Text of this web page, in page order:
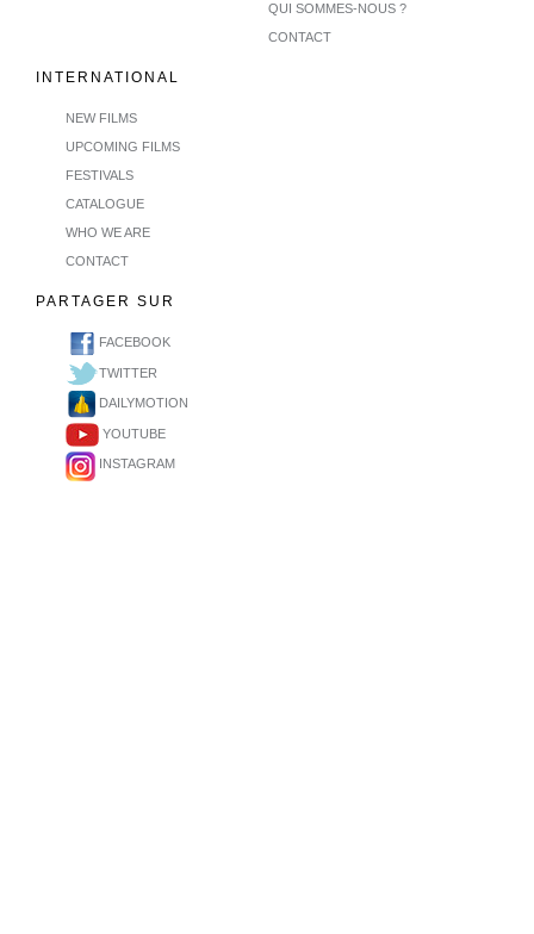
QUI SOMMES-NOUS ?
CONTACT
INTERNATIONAL
NEW FILMS
UPCOMING FILMS
FESTIVALS
CATALOGUE
WHO WE ARE
CONTACT
PARTAGER SUR
FACEBOOK
TWITTER
DAILYMOTION
YOUTUBE
INSTAGRAM